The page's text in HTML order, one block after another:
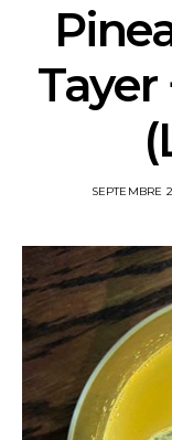
POSTED
SEPTEMBRE